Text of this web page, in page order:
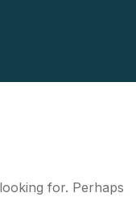
for. Perhaps